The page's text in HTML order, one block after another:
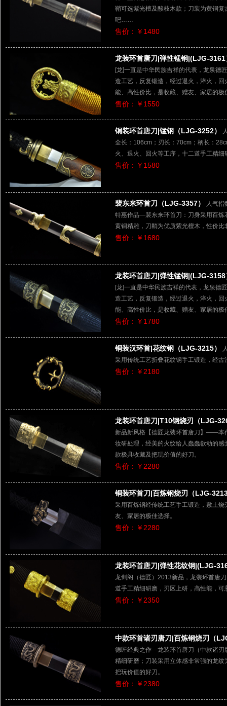
鞘可选紫光檀及酸枝木款；刀装为黄铜
吧……
售价：￥1480
龙装环首唐刀|弹性锰钢|(LJG-3161
[龙]一直是中华民族吉祥的代表，龙泉德
造工艺，反复锻造，经过退火，淬火，
能、高性价比，是收藏、赠友、家居的极
售价：￥1550
铜装环首唐刀|锰钢（LJG-3252）
全长：106cm；刃长：70cm；柄长：
火、退火、回火等工序，十二道手工精
售价：￥1580
裴东来环首刀（LJG-3357）
人气指
特惠作品—裴东来环首刀：刀身采用百炼
黄铜精雕，刀鞘为优质紫光檀木，性价比
售价：￥1680
龙装环首唐刀|弹性锰钢|(LJG-3158
[龙]一直是中华民族吉祥的代表，龙泉德
造工艺，反复锻造，经过退火，淬火，
能、高性价比，是收藏、赠友、家居的极
售价：￥1780
铜装汉环首|花纹钢（LJG-3215）
采用传统工艺折叠花纹钢手工锻造，经
售价：￥2180
龙装环首唐刀|T10钢烧刃（LJG-
新品新风格【德匠龙装环首唐刀】——本
妆研处理，经美的火纹给人蠢蠢欲动的
款极具收藏及把玩价值的好刀。
售价：￥2280
铜装环首刀|百炼钢烧刃（LJG-
采用百炼钢经传统工艺手工锻造，敷土
友、家居的极佳选择。
售价：￥2280
龙装环首唐刀|弹性花纹钢|(LJG-
龙剑阁（德匠）2013新品，龙装环首唐
道手工精细研磨，刃区上研，高性能，
售价：￥2350
中款环首诸刃唐刀|百炼钢烧刃（
德匠经典之作—龙装环首唐刀（中款诸刃
精细研磨；刀装采用立体感非常强的龙
把玩价值的好刀。
售价：￥2380